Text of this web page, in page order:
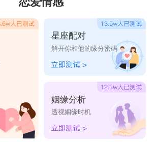
星座配对
解开你和他的缘分密码
姻缘分析
透视姻缘时机